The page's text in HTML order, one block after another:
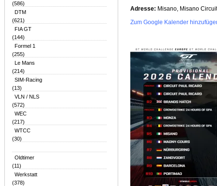
(586)
DTM
(621)
FIA GT
(144)
Formel 1
(255)
Le Mans
(214)
SIM-Racing
(13)
VLN / NLS
(572)
WEC
(217)
WTCC
(30)
Oldtimer
(11)
Werkstatt
(378)
Adresse: Misano, Misano Circuit
Zum Google Kalender